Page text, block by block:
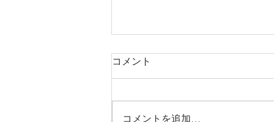
コメント
コメントを追加…